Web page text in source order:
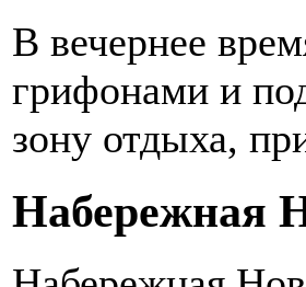
В вечернее
грифонами и
зону отдыха,
Набережная